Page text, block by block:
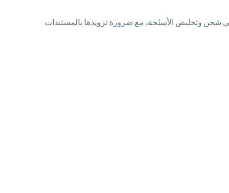
شحن وتخليص الأسلحة، مع ضرورة تزويدها بالمستندات